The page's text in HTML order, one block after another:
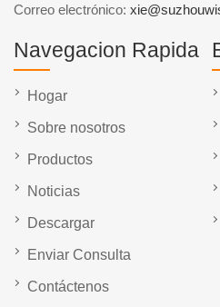
Correo electrónico:
Navegacion Rapida
Hogar
Sobre nosotros
Productos
Noticias
Descargar
Enviar Consulta
Contáctenos